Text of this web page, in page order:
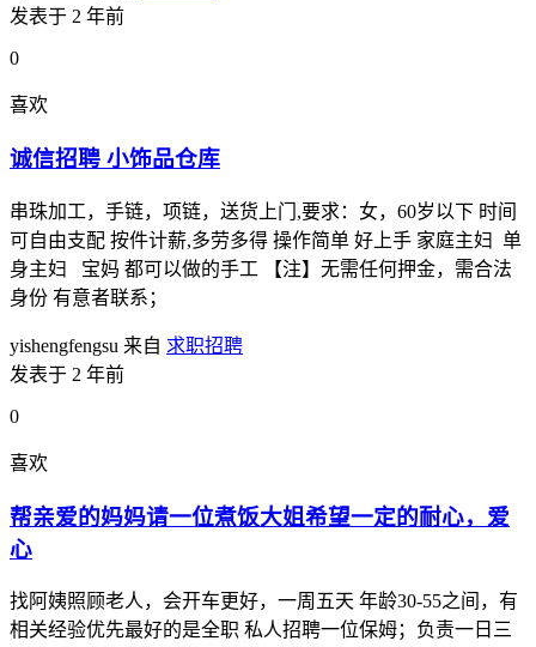
发表于 2 年前
0
喜欢
诚信招聘 小饰品仓库
串珠加工，手链，项链，送货上门,要求：女，60岁以下 时间
可自由支配 按件计薪,多劳多得 操作简单 好上手 家庭主妇 单
身主妇 宝妈 都可以做的手工 【注】无需任何押金，需合法
身份 有意者联系；
yishengfengsu 来自 求职招聘
发表于 2 年前
0
喜欢
帮亲爱的妈妈请一位煮饭大姐希望一定的耐心，爱
心
找阿姨照顾老人，会开车更好，一周五天 年龄30-55之间，有
相关经验优先最好的是全职 私人招聘一位保姆；负责一日三